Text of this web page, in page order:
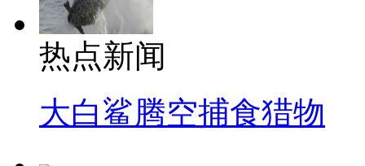
热点新闻
大白鲨腾空捕食猎物